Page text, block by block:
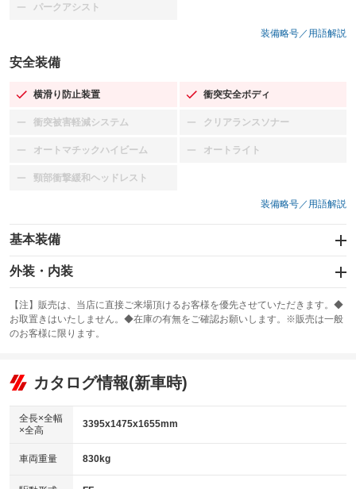
パークアシスト
：装備なし
装備略号／用語解説
安全装備
横滑り防止装置
：装備あり 衝突安全ボディ
：装備あり
衝突被害軽減システム
：装備なし クリアランスソナー
：装備なし
オートマチックハイビーム
：装備なし オートライト
：装備なし
頸部衝撃緩和ヘッドレスト
：装備なし
装備略号／用語解説
基本装備
エアバッグ：運転席/助手席/サイド
：装備あり
：装備なし
サンルーフ
：装備なし ABS
リフトアップ
：装備なし
：装備なし
パワーウィンドウ
アイドリングストップ
：装備あり
外装・内装
カーナビ：メモリーナビ他
：装備あり
TV
：装備なし
ビジュアル
：装備なし
アルミホイール：アルミホイール
：装備あり
【注】販売は、当店に直接ご来場頂けるお客様を優先させていただきます。◆
お取置きはいたしません。◆在庫の有無をご確認お願いします。※販売は一般
のお客様に限ります。
カタログ情報(新車時)
全長×全幅
×全高
3395x1475x1655mm
車両重量 830kg